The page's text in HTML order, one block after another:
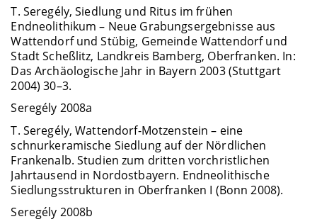
T. Seregély, Siedlung und Ritus im frühen
Endneolithikum – Neue Grabungsergebnisse aus
Wattendorf und Stübig, Gemeinde Wattendorf und
Stadt Scheßlitz, Landkreis Bamberg, Oberfranken. In:
Das Archäologische Jahr in Bayern 2003 (Stuttgart
2004) 30–3.
Seregély 2008a
T. Seregély, Wattendorf-Motzenstein – eine
schnurkeramische Siedlung auf der Nördlichen
Frankenalb. Studien zum dritten vorchristlichen
Jahrtausend in Nordostbayern. Endneolithische
Siedlungsstrukturen in Oberfranken I (Bonn 2008).
Seregély 2008b